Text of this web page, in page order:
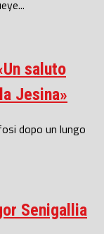
saluto
Jesina»
dopo un lungo
Senigallia